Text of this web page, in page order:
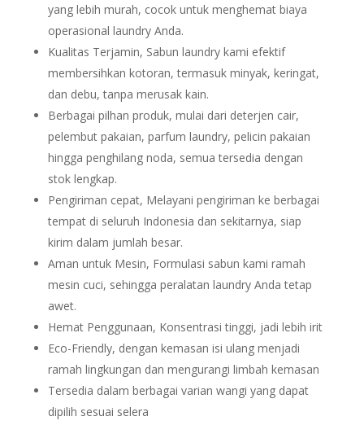
yang lebih murah, cocok untuk menghemat biaya
operasional laundry Anda.
Kualitas Terjamin, Sabun laundry kami efektif
membersihkan kotoran, termasuk minyak, keringat,
dan debu, tanpa merusak kain.
Berbagai pilhan produk, mulai dari deterjen cair,
pelembut pakaian, parfum laundry, pelicin pakaian
hingga penghilang noda, semua tersedia dengan
stok lengkap.
Pengiriman cepat, Melayani pengiriman ke berbagai
tempat di seluruh Indonesia dan sekitarnya, siap
kirim dalam jumlah besar.
Aman untuk Mesin, Formulasi sabun kami ramah
mesin cuci, sehingga peralatan laundry Anda tetap
awet.
Hemat Penggunaan, Konsentrasi tinggi, jadi lebih irit
Eco-Friendly, dengan kemasan isi ulang menjadi
ramah lingkungan dan mengurangi limbah kemasan
Tersedia dalam berbagai varian wangi yang dapat
dipilih sesuai selera